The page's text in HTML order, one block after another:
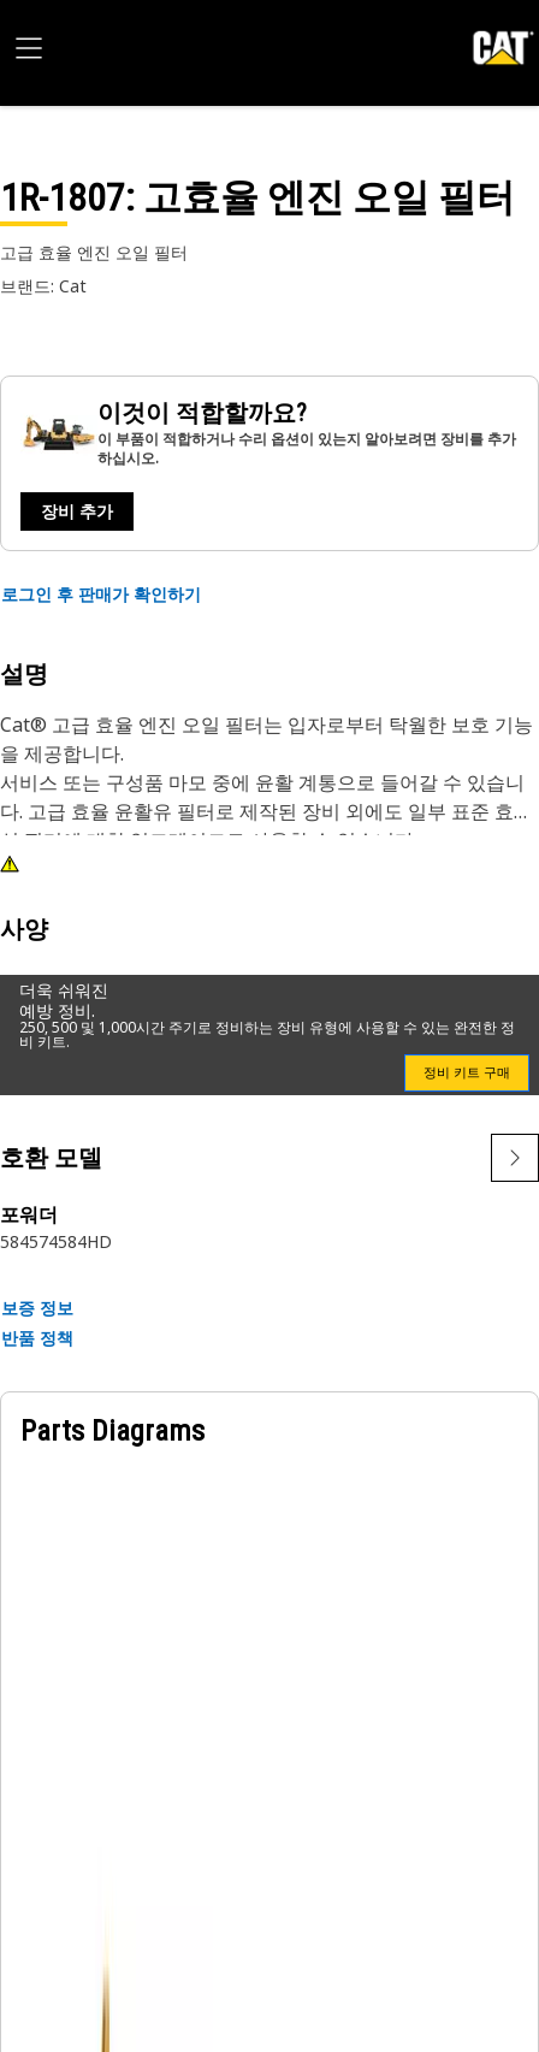
1R-1807: 고효율 엔진 오일 필터
고급 효율 엔진 오일 필터
브랜드: Cat
이것이 적합할까요?
이 부품이 적합하거나 수리 옵션이 있는지 알아보려면 장비를 추가
하십시오.
장비 추가
로그인 후 판매가 확인하기
설명
Cat® 고급 효율 엔진 오일 필터는 입자로부터 탁월한 보호 기능
을 제공합니다.
서비스 또는 구성품 마모 중에 윤활 계통으로 들어갈 수 있습니
다. 고급 효율 윤활유 필터로 제작된 장비 외에도 일부 표준 효율
성 필터에 대한 업그레이드로 사용할 수 있습니다.
요소는 윤활 계통 구성품에 가장 손상을 주는 입자를 포착하고
금속 센터 튜브로 자체 시설에서 제조된 Cat 엔진 오일 필터는
청정도를 극대화하고 누출 가능성을 최소화합니다.
필터 요소는 성능을 향상시킬 뿐만 아니라 중요한 구성품을 보호
하여 수명을 연장하고 재판매 가치를 높입니다.
순정 Cat 필터를 선택하는 것은 매일 이뤄지는 현명한 비즈니스
특성:
두고 유지
• 긴 성능과 수명을 위해 적절하게 경화된 필터 매체
• 누출을 방지하기 위한 일체형 금형 우레탄 엔드 캡
사양
더욱 쉬워진
예방 정비.
250, 500 및 1,000시간 주기로 정비하는 장비 유형에 사용할 수 있는 완전한 정
비 키트.
정비 키트 구매
호환 모델
포워더
584574584HD
보증 정보
반품 정책
Parts Diagrams